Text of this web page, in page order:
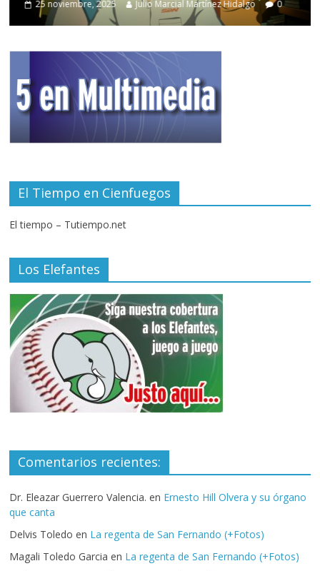
25 noviembre, 2025 Julio Marcial Martínez Hidalgo 0
El Tiempo en Cienfuegos
El tiempo – Tutiempo.net
Los Elefantes
Comentarios recientes:
Dr. Eleazar Guerrero Valencia. en Ernesto Hill Olvera y su órgano
que canta
Delvis Toledo en La regenta de San Fernando (+Fotos)
Magali Toledo Garcia en La regenta de San Fernando (+Fotos)